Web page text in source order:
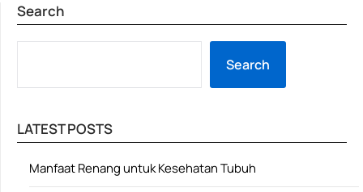
Search
Search
LATEST POSTS
Manfaat Renang untuk Kesehatan Tubuh